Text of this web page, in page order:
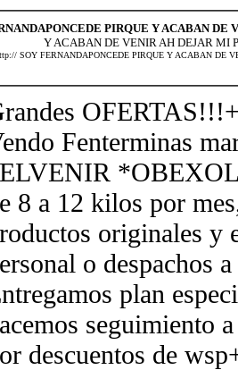
PIRQUE Y ACABAN DE
Y ACABAN DE VENIR AH DEJAR MI
SOY FERNANDAPONCEDE PIRQUE Y ACABAN DE
Fenterminas
8 a 12 kilos por
originales y
o despachos
plan
seguimiento
descuentos de